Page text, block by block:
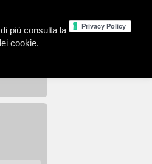
più consulta la
cookie.